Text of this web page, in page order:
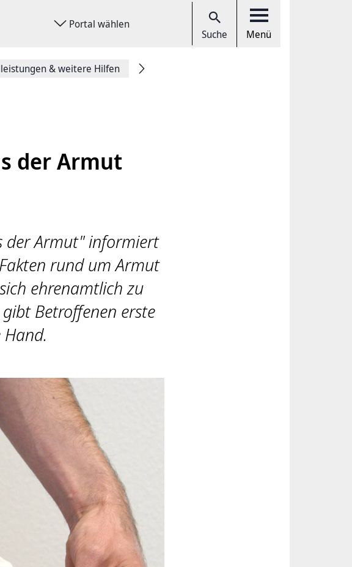
Portal wählen
Suche Menü
& weitere Hilfen
der Armut
der Armut" informiert
rund um Armut
ehrenamtlich zu
Betroffenen erste